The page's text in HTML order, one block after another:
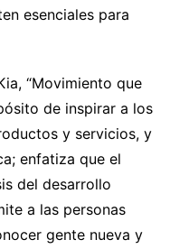
esenciales para
“Movimiento que
de inspirar a los
y servicios, y
enfatiza que el
del desarrollo
a las personas
gente nueva y